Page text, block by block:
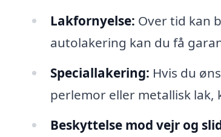
Lakfornyelse: Over tid kan
autolakering kan du få
Speciallakering: Hvis du
perlemor eller metallisk
Beskyttelse mod vejr og